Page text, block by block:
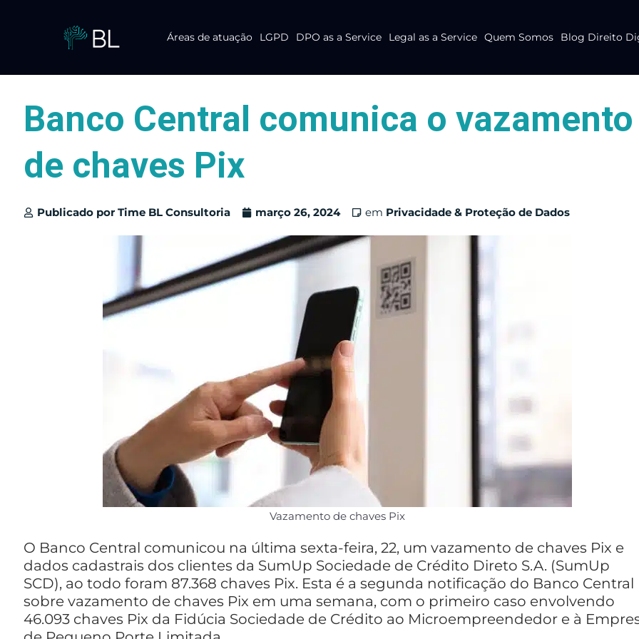
o
Áreas de atuação LGPD DPO as a Service Legal as a Service Quem Somos Blog Direito
Banco Central comunica o vazamento
de chaves Pix
Publicado por Time BL Consultoria março 26, 2024 em Privacidade & Proteção de Dados
Vazamento de chaves Pix
O Banco Central comunicou na última sexta-feira, 22, um vazamento de chaves Pix e
dados cadastrais dos clientes da SumUp Sociedade de Crédito Direto S.A. (SumUp
SCD), ao todo foram 87.368 chaves Pix. Esta é a segunda notificação do Banco Central
sobre vazamento de chaves Pix em uma semana, com o primeiro caso envolvendo
46.093 chaves Pix da Fidúcia Sociedade de Crédito ao Microempreendedor e à